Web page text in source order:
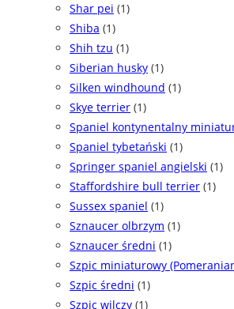
Shar pei (1)
Shiba (1)
Shih tzu (1)
Siberian husky (1)
Silken windhound (1)
Skye terrier (1)
Spaniel kontynentalny
Spaniel tybetański (1)
Springer spaniel angielski (1)
Staffordshire bull terrier (1)
Sussex spaniel (1)
Sznaucer olbrzym (1)
Sznaucer średni (1)
Szpic miniaturowy
Szpic średni (1)
Szpic wilczy (1)